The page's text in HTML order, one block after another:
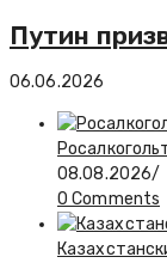
Путин
06.06.2026
08.08.2026/
0 Comments